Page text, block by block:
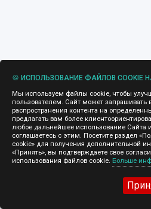
🍪 ИСПОЛЬЗОВАНИЕ ФАЙЛОВ COOKIE
Мы используем файлы cookie, чтобы
пользователем. Сайт может запрашивать
распространения контента на
предлагать вам более
любое дальнейшее использование Сайта
соглашаетесь с этим. Посетите раздел
cookie» для получения дополнительной
«Принять», вы подтверждаете свое
использования файлов cookie. Больше